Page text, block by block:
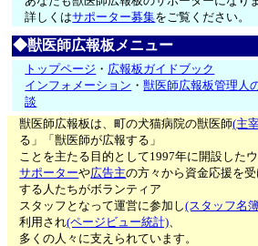
詳しくはサポーター募集をご覧ください。
◆獣医師広報板メニュー
トップページ ・ 広報板ガイドブック
インフォメーション ・獣医師広報板管理人
談
獣医師広報板は、町の犬猫病院の獣医師(主
る」「獣医師が広報する」
ことを主たる目的として1997年に開設した
サポーターや広告主の方々から資金応援を
する人たちがボランティア
スタッフとなって運営に参加し(スタッフ名
利用され(ページビュー統計)、
多くの人々に支えられています。